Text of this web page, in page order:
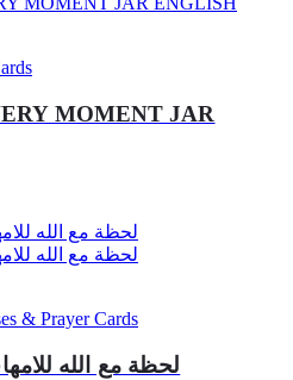
MOMENT JAR
& Prayer Cards
101 لحظة مع الله